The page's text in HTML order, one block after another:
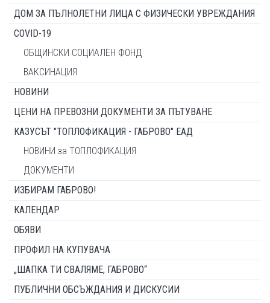
ДОМ ЗА ПЪЛНОЛЕТНИ ЛИЦА С ФИЗИЧЕСКИ УВРЕЖДАНИЯ
COVID-19
ОБЩИНСКИ СОЦИАЛЕН ФОНД
ВАКСИНАЦИЯ
НОВИНИ
ЦЕНИ НА ПРЕВОЗНИ ДОКУМЕНТИ ЗА ПЪТУВАНЕ
КАЗУСЪТ "ТОПЛОФИКАЦИЯ - ГАБРОВО" ЕАД
НОВИНИ за ТОПЛОФИКАЦИЯ
ДОКУМЕНТИ
ИЗБИРАМ ГАБРОВО!
КАЛЕНДАР
ОБЯВИ
ПРОФИЛ НА КУПУВАЧА
„ШАПКА ТИ СВАЛЯМЕ, ГАБРОВО“
ПУБЛИЧНИ ОБСЪЖДАНИЯ И ДИСКУСИИ